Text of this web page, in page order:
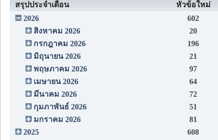
สรุปประจำเดือน
หัวข้อใหม่
2026
602
สิงหาคม 2026
20
กรกฎาคม 2026
196
มิถุนายน 2026
21
พฤษภาคม 2026
97
เมษายน 2026
64
มีนาคม 2026
72
กุมภาพันธ์ 2026
51
มกราคม 2026
81
2025
608